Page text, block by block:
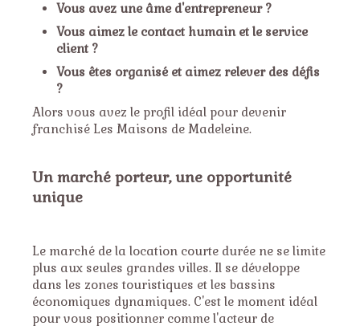
Vous avez une âme d'entrepreneur ?
Vous aimez le contact humain et le service
client ?
Vous êtes organisé et aimez relever des défis
?
Alors vous avez le profil idéal pour devenir
franchisé Les Maisons de Madeleine.
Un marché porteur, une opportunité
unique
Le marché de la location courte durée ne se limite
plus aux seules grandes villes. Il se développe
dans les zones touristiques et les bassins
économiques dynamiques. C'est le moment idéal
pour vous positionner comme l'acteur de